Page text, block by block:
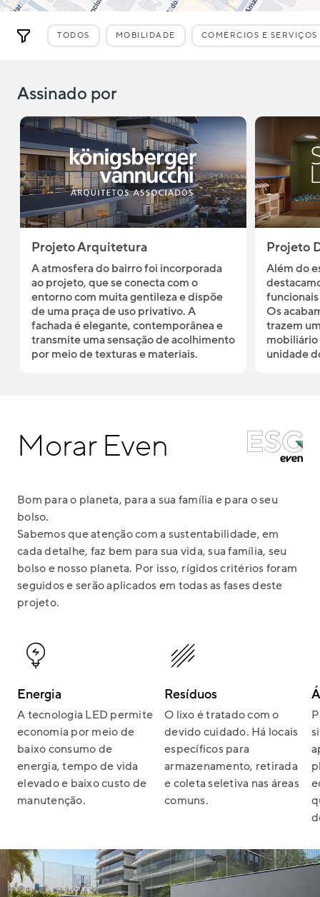
TODOS MOBILIDADE COMÉRCIOS E SERVIÇOS
Assinado por
Projeto Arquitetura
A atmosfera do bairro foi incorporada
ao projeto, que se conecta com o
entorno com muita gentileza e dispõe
de uma praça de uso privativo. A
fachada é elegante, contemporânea e
transmite uma sensação de acolhimento
por meio de texturas e materiais.
Projeto
Além do
Os
trazem
mobiliário
unidade
Morar Even
Bom para o planeta, para a sua família e para o seu
bolso.
Sabemos que atenção com a sustentabilidade, em
cada detalhe, faz bem para sua vida, sua família, seu
bolso e nosso planeta. Por isso, rígidos critérios foram
seguidos e serão aplicados em todas as fases deste
projeto.
Energia
A tecnologia LED permite
economia por meio de
baixo consumo de
energia, tempo de vida
elevado e baixo custo de
manutenção.
Resíduos
O lixo é tratado com o
devido cuidado. Há locais
específicos para
armazenamento, retirada
e coleta seletiva nas áreas
comuns.